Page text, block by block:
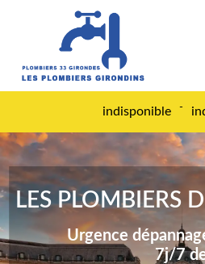
indisponible -
LES PLOMBIERS
Urgence
7j/7